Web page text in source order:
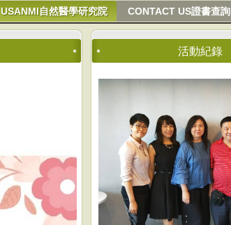
USANMI自然醫學研究院 CONTACT US證書查詢
活動紀錄